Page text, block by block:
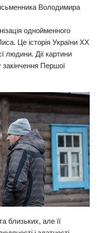
Володимира
однойменного
Це історія України ХХ
людини. Дії картини
Першої
близьких, але її